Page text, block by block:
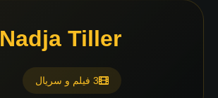
Nadja Tiller
3 فیلم و سریال